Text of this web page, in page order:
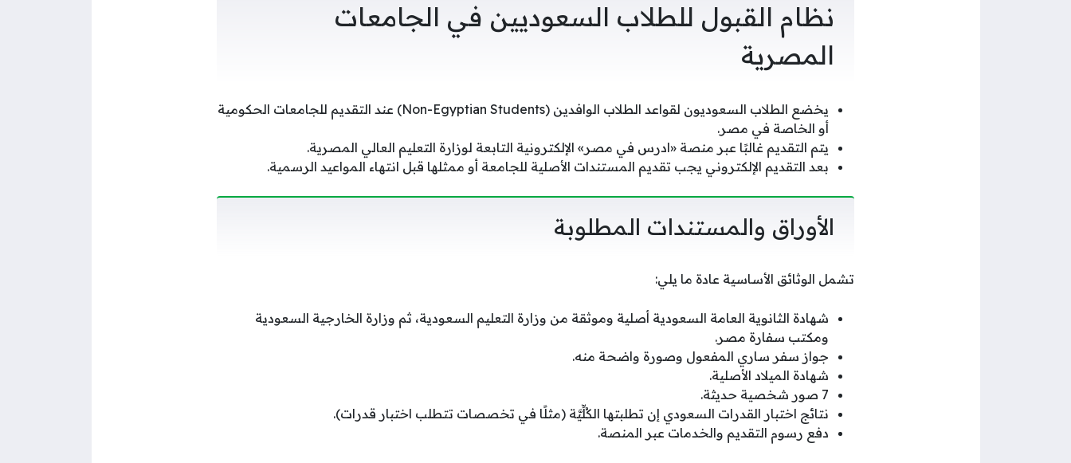
نظام القبول للطلاب السعوديين في الجامعات
المصرية
يخضع الطلاب السعوديون لقواعد الطلاب الوافدين (Non-Egyptian Students) عند التقديم للجامعات الحكومية
أو الخاصة في مصر.
يتم التقديم غالبًا عبر منصة «ادرس في مصر» الإلكترونية التابعة لوزارة التعليم العالي المصرية.
بعد التقديم الإلكتروني يجب تقديم المستندات الأصلية للجامعة أو ممثلها قبل انتهاء المواعيد الرسمية.
الأوراق والمستندات المطلوبة
تشمل الوثائق الأساسية عادة ما يلي:
شهادة الثانوية العامة السعودية أصلية وموثقة من وزارة التعليم السعودية، ثم وزارة الخارجية السعودية
ومكتب سفارة مصر.
جواز سفر ساري المفعول وصورة واضحة منه.
شهادة الميلاد الأصلية.
7 صور شخصية حديثة.
نتائج اختبار القدرات السعودي إن تطلبتها الكُلِّيَّة (مثلًا في تخصصات تتطلب اختبار قدرات).
دفع رسوم التقديم والخدمات عبر المنصة.